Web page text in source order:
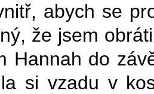
abych se
že jsem
Hannah do
si vzadu v